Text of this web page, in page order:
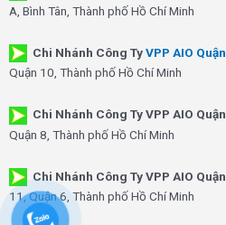
A, Bình Tân, Thành phố Hồ Chí Minh
Chi Nhánh Công TyVPP AIO
Quận 10, Thành phố Hồ Chí Minh
Chi Nhánh Công Ty VPP AIO
Quận 8, Thành phố Hồ Chí Minh
Chi Nhánh Công Ty VPP AIO
11, Quận 6, Thành phố Hồ Chí Minh